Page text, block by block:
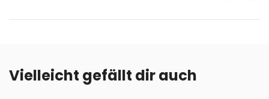
Vielleicht gefällt dir auch